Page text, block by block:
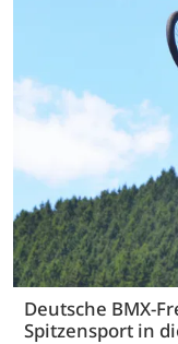
Deutsche BMX-
Spitzensport in